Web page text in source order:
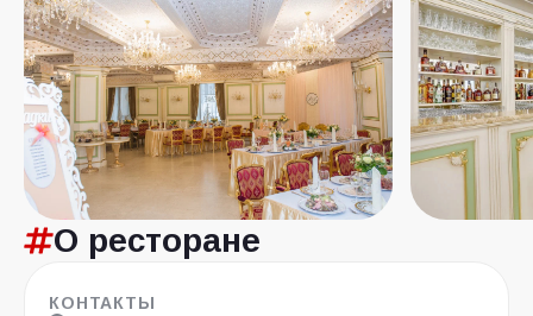
О ресторане
КОНТАКТЫ